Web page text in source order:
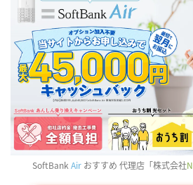
SoftBank Airおすすめ 代理店「株式会社N